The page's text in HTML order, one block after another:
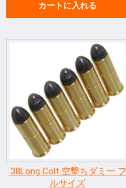
カートに入れる
.38Long Colt 空撃ちダミー フ
ルサイズ